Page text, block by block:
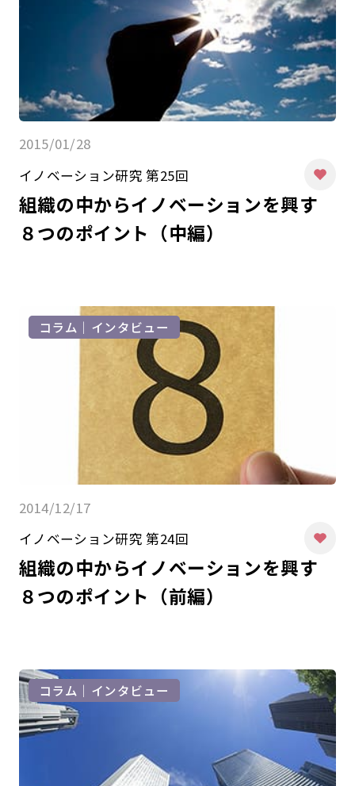
2015/01/28
イノベーション研究 第25回
組織の中からイノベーションを興す
８つのポイント（中編）
コラム｜インタビュー
2014/12/17
イノベーション研究 第24回
組織の中からイノベーションを興す
８つのポイント（前編）
コラム｜インタビュー